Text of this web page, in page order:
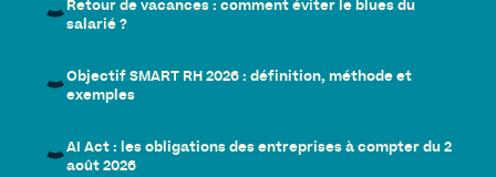
Retour de vacances : comment éviter le blues du
salarié ?
Objectif SMART RH 2026 : définition, méthode et
exemples
AI Act : les obligations des entreprises à compter du 2
août 2026